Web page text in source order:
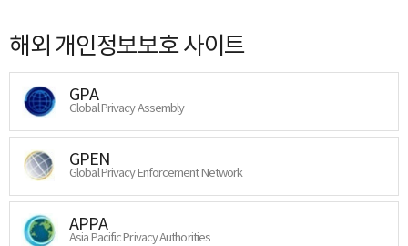
해외 개인정보보호 사이트
GPA
Global Privacy Assembly
GPEN
Global Privacy Enforcement Network
APPA
Asia Pacific Privacy Authorities